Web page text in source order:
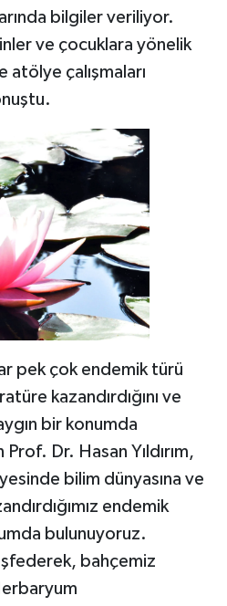
bilgiler veriliyor.
ve çocuklara yönelik
çalışmaları
pek çok endemik türü
kazandırdığını ve
bir konumda
Dr. Hasan Yıldırım,
bilim dünyasına ve
endemik
bulunuyoruz.
bahçemiz